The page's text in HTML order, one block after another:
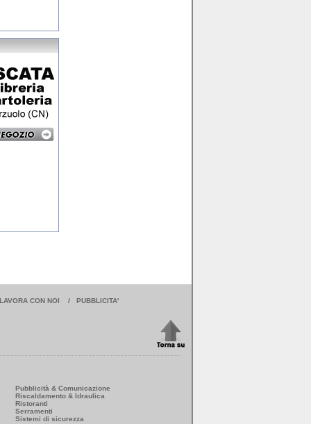
LAVORA CON NOI / PUBBLICITA'
Pubblicità & Comunicazione
Riscaldamento & Idraulica
Ristoranti
Serramenti
Sistemi di sicurezza